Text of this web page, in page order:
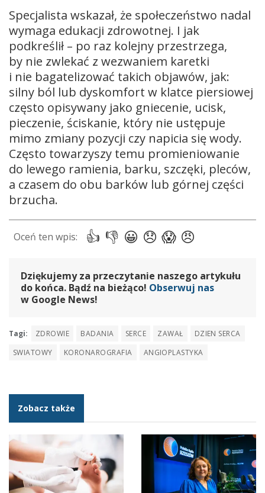
Specjalista wskazał, że społeczeństwo nadal
wymaga edukacji zdrowotnej. I jak
podkreślił – po raz kolejny przestrzega,
by nie zwlekać z wezwaniem karetki
i nie bagatelizować takich objawów, jak:
silny ból lub dyskomfort w klatce piersiowej
często opisywany jako gniecenie, ucisk,
pieczenie, ściskanie, który nie ustępuje
mimo zmiany pozycji czy napicia się wody.
Często towarzyszy temu promieniowanie
do lewego ramienia, barku, szczęki, pleców,
a czasem do obu barków lub górnej części
brzucha.
Dziękujemy za przeczytanie naszego artykułu
do końca. Bądź na bieżąco! Obserwuj nas
w Google News!
Tagi: ZDROWIE BADANIA SERCE ZAWAŁ
DZIEN SERCA
SWIATOWY
KORONAROGRAFIA ANGIOPLASTYKA
Zobacz także